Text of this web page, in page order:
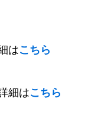
はこちら
細はこちら